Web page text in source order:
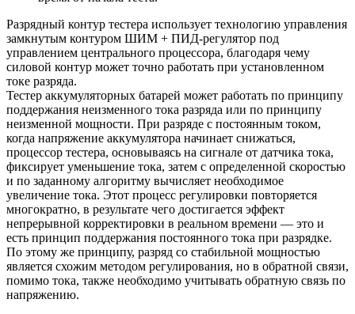
Разрядный контур тестера использует технологию управления
замкнутым контуром ШИМ + ПИД-регулятор под
управлением центрального процессора, благодаря чему
силовой контур может точно работать при установленном
токе разряда.
Тестер аккумуляторных батарей может работать по принципу
поддержания неизменного тока разряда или по принципу
неизменной мощности. При разряде c постоянным током,
когда напряжение аккумулятора начинает снижаться,
процессор тестера, основываясь на сигнале от датчика тока,
фиксирует уменьшение тока, затем с определенной скоростью
и по заданному алгоритму вычисляет необходимое
увеличение тока. Этот процесс регулировки повторяется
многократно, в результате чего достигается эффект
непрерывной корректировки в реальном времени — это и
есть принцип поддержания постоянного тока при разрядке.
По этому же принципу, разряд со стабильной мощностью
является схожим методом регулирования, но в обратной связи,
помимо тока, также необходимо учитывать обратную связь по
напряжению.